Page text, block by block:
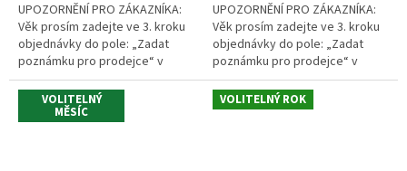
UPOZORNĚNÍ PRO ZÁKAZNÍKA:
Věk prosím zadejte ve 3. kroku
objednávky do pole: „Zadat
poznámku pro prodejce“ v
košíku.
UPOZORNĚNÍ PRO ZÁKAZNÍKA:
Věk prosím zadejte ve 3. kroku
objednávky do pole: „Zadat
poznámku pro prodejce“ v
košíku.
VOLITELNÝ
MĚSÍC
VOLITELNÝ ROK